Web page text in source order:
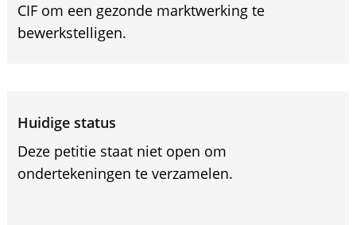
CIF om een gezonde marktwerking te
bewerkstelligen.
Huidige status
Deze petitie staat niet open om
ondertekeningen te verzamelen.